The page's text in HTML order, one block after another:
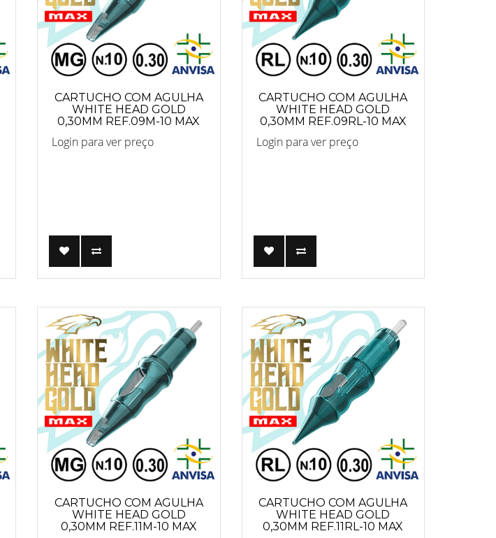
CARTUCHO COM AGULHA
WHITE HEAD GOLD
0,30MM REF.09M-10 MAX
Login para ver preço
CARTUCHO COM AGULHA
WHITE HEAD GOLD
0,30MM REF.09RL-10 MAX
Login para ver preço
CARTUCHO COM AGULHA
WHITE HEAD GOLD
0,30MM REF.11M-10 MAX
CARTUCHO COM AGULHA
WHITE HEAD GOLD
0,30MM REF.11RL-10 MAX